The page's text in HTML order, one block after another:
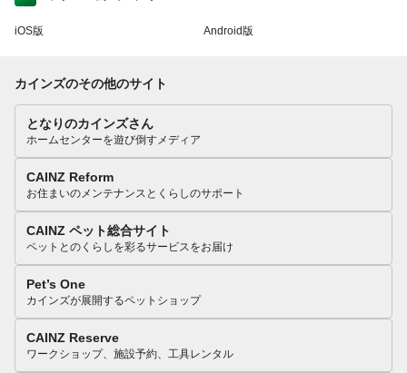
iOS版 Android版
カインズのその他のサイト
となりのカインズさん
ホームセンターを遊び倒すメディア
CAINZ Reform
お住まいのメンテナンスとくらしのサポート
CAINZ ペット総合サイト
ペットとのくらしを彩るサービスをお届け
Pet’s One
カインズが展開するペットショップ
CAINZ Reserve
ワークショップ、施設予約、工具レンタル